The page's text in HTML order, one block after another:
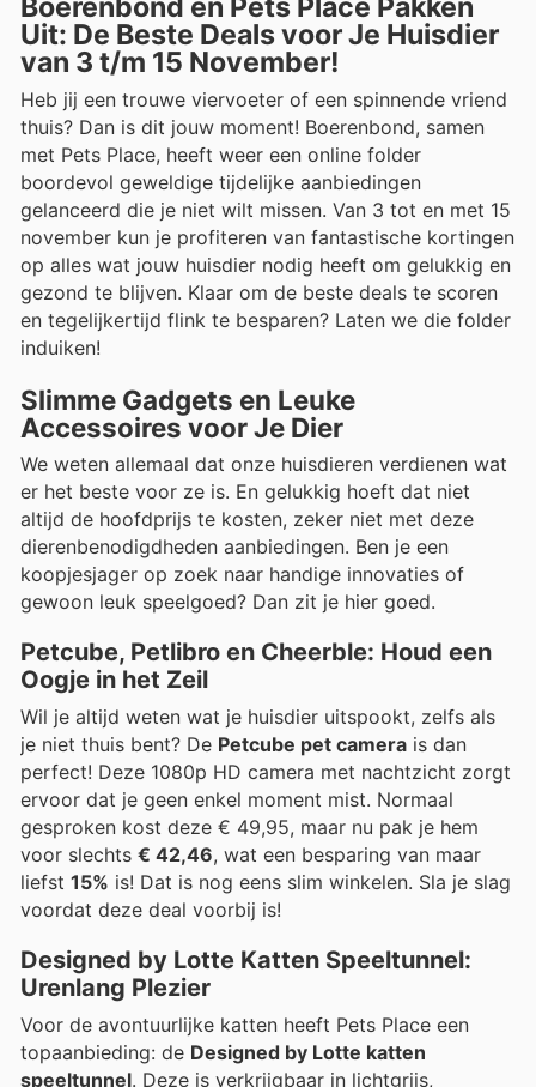
Boerenbond en Pets Place Pakken
Uit: De Beste Deals voor Je Huisdier
van 3 t/m 15 November!
Heb jij een trouwe viervoeter of een spinnende vriend
thuis? Dan is dit jouw moment! Boerenbond, samen
met Pets Place, heeft weer een online folder
boordevol geweldige tijdelijke aanbiedingen
gelanceerd die je niet wilt missen. Van 3 tot en met 15
november kun je profiteren van fantastische kortingen
op alles wat jouw huisdier nodig heeft om gelukkig en
gezond te blijven. Klaar om de beste deals te scoren
en tegelijkertijd flink te besparen? Laten we die folder
induiken!
Slimme Gadgets en Leuke
Accessoires voor Je Dier
We weten allemaal dat onze huisdieren verdienen wat
er het beste voor ze is. En gelukkig hoeft dat niet
altijd de hoofdprijs te kosten, zeker niet met deze
dierenbenodigdheden aanbiedingen. Ben je een
koopjesjager op zoek naar handige innovaties of
gewoon leuk speelgoed? Dan zit je hier goed.
Petcube, Petlibro en Cheerble: Houd een
Oogje in het Zeil
Wil je altijd weten wat je huisdier uitspookt, zelfs als
je niet thuis bent? De Petcube pet camera is dan
perfect! Deze 1080p HD camera met nachtzicht zorgt
ervoor dat je geen enkel moment mist. Normaal
gesproken kost deze € 49,95, maar nu pak je hem
voor slechts € 42,46, wat een besparing van maar
liefst 15% is! Dat is nog eens slim winkelen. Sla je slag
voordat deze deal voorbij is!
Designed by Lotte Katten Speeltunnel:
Urenlang Plezier
Voor de avontuurlijke katten heeft Pets Place een
topaanbieding: de Designed by Lotte katten
speeltunnel. Deze is verkrijgbaar in lichtgrijs,